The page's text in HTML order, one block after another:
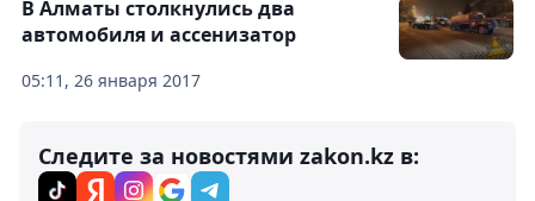
05:11, 26 января 2017
В Алматы столкнулись два
автомобиля и ассенизатор
Следите за новостями zakon.kz в: